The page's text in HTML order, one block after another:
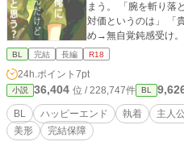
まう。 「腕を斬り落とすか、別の対価を払え」 「……あの、
対価というのは」 「貴様の
め→無自覚鈍感受け
せん。18禁が含まれる話に
す。序盤に女装、虐
ください。
BL 完結 長編 R18
24h.ポイント 7pt
小説 36,404 位 / 228,747件 BL
BL ハッピーエンド 執着 主人
美形
完結保障